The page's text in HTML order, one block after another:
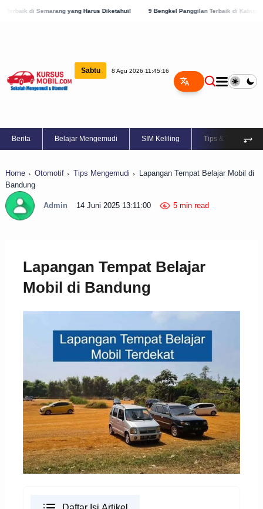
yang Harus Diketahui! 9 Bengkel Panggilan Terbaik di Kabupaten Semarang, Cek
Sabtu 8 Agu 2026 11:45:17
Berita Belajar Mengemudi SIM Keliling Tips & Trik ⥅
Home Otomotif Tips Mengemudi
Lapangan Tempat Belajar Mobil di
Bandung
Admin 14 Juni 2025 13:11:00 5 min read
Lapangan Tempat Belajar
Mobil di Bandung